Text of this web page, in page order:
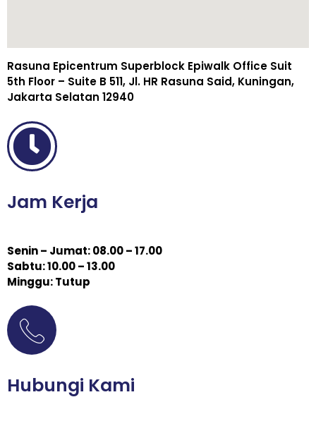
Rasuna Epicentrum Superblock Epiwalk Office Suit
5th Floor – Suite B 511, Jl. HR Rasuna Said, Kuningan,
Jakarta Selatan 12940
Jam Kerja
Senin – Jumat: 08.00 – 17.00
Sabtu: 10.00 – 13.00
Minggu: Tutup
Hubungi Kami